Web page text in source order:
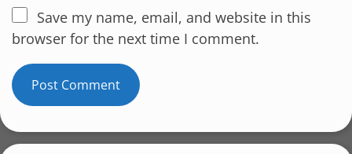
Save my name, email, and website in this
browser for the next time I comment.